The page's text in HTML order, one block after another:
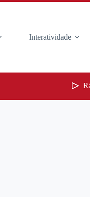
Interatividade